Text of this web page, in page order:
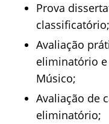
Prova
classificatório;
Avaliação
eliminatório
Músico;
Avaliação de
eliminatório;